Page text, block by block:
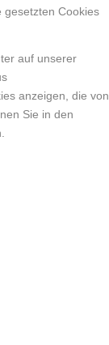
gesetzten Cookies
auf unserer
anzeigen, die von
Sie in den